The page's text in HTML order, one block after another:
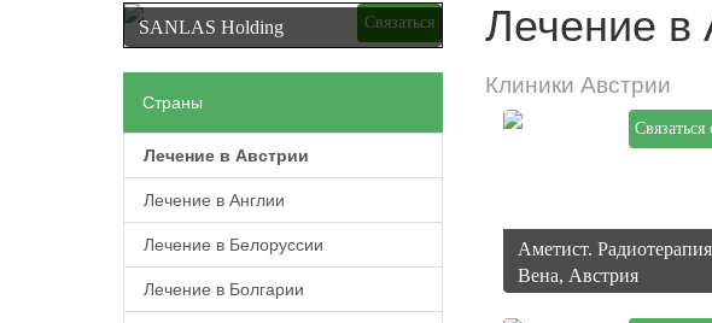
Связаться
SANLAS Holding
Страны
Лечение в Австрии
Лечение в Англии
Лечение в Белоруссии
Лечение в Болгарии
Лечение в
Клиники Австрии
Аметист. Радиотерапия
Вена, Австрия